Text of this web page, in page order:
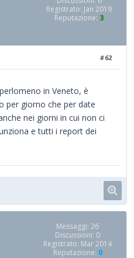
Registrato: Jan 2019
Reputazione: 3
#62
in Veneto, è
per giorno che per date
nei giorni in cui non ci
e tutti i report dei
Messaggi: 26
Discussioni: 0
Registrato: Mar 2014
Reputazione: 0